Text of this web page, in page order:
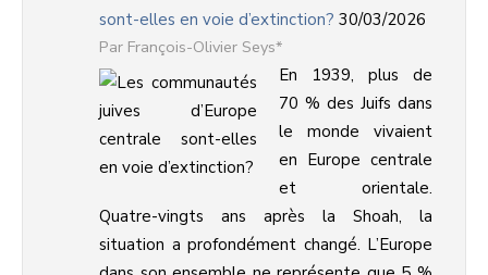
sont-elles en voie d’extinction? 30/03/2026
François-Olivier Seys*
En 1939, plus de
70 % des Juifs dans
le monde vivaient
en Europe centrale
et orientale.
Quatre-vingts ans après la Shoah, la
situation a profondément changé. L’Europe